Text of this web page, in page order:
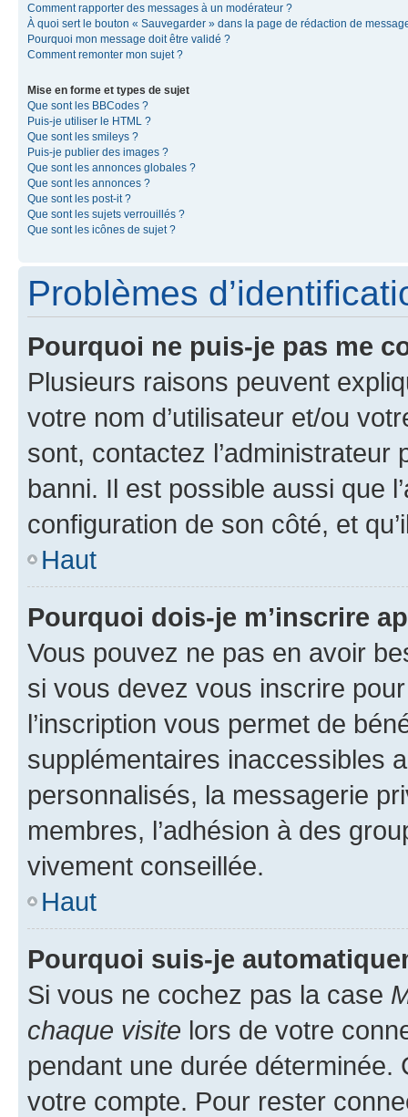
Comment rapporter des messages à un modérateur ?
À quoi sert le bouton « Sauvegarder » dans la page de rédaction de
Pourquoi mon message doit être validé ?
Comment remonter mon sujet ?
Mise en forme et types de sujet
Que sont les BBCodes ?
Puis-je utiliser le HTML ?
Que sont les smileys ?
Puis-je publier des images ?
Que sont les annonces globales ?
Que sont les annonces ?
Que sont les post-it ?
Que sont les sujets verrouillés ?
Que sont les icônes de sujet ?
Problèmes
Pourquoi ne puis-je pas me
Plusieurs raisons peuvent
votre nom d’utilisateur et/ou
sont, contactez l’administrateur
banni. Il est possible aussi que
configuration de son côté, et
Haut
Pourquoi dois-je m’inscrire
Vous pouvez ne pas en avoir
si vous devez vous inscrire
l’inscription vous permet de
supplémentaires inaccessibles
personnalisés, la messagerie
membres, l’adhésion à des
vivement conseillée.
Haut
Pourquoi suis-je
Si vous ne cochez pas la case
chaque visite lors de votre
pendant une durée déterminée.
votre compte. Pour rester